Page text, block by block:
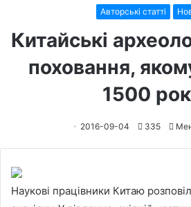
Авторські статті
Китайські
поховання,
1500
2016-09-04 335
Наукові працівники Китаю